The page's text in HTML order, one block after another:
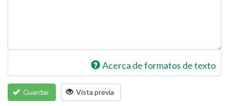
Acerca de formatos de texto
Guardar Vista previa